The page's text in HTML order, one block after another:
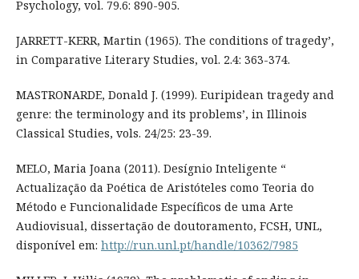
Psychology, vol. 79.6: 890-905.
JARRETT-KERR, Martin (1965). The conditions of tragedy’,
in Comparative Literary Studies, vol. 2.4: 363-374.
MASTRONARDE, Donald J. (1999). Euripidean tragedy and
genre: the terminology and its problems’, in Illinois
Classical Studies, vols. 24/25: 23-39.
MELO, Maria Joana (2011). Desígnio Inteligente “
Actualização da Poética de Aristóteles como Teoria do
Método e Funcionalidade Específicos de uma Arte
Audiovisual, dissertação de doutoramento, FCSH, UNL,
disponível em: http://run.unl.pt/handle/10362/7985